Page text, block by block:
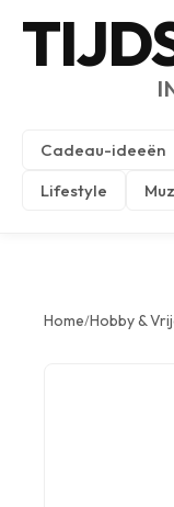
Cadeau-ideeën
Lifestyle
Home/Hobby &